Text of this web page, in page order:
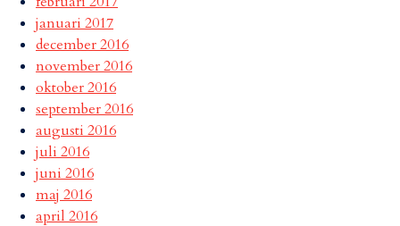
januari 2017
december 2016
november 2016
oktober 2016
september 2016
augusti 2016
juli 2016
juni 2016
maj 2016
april 2016